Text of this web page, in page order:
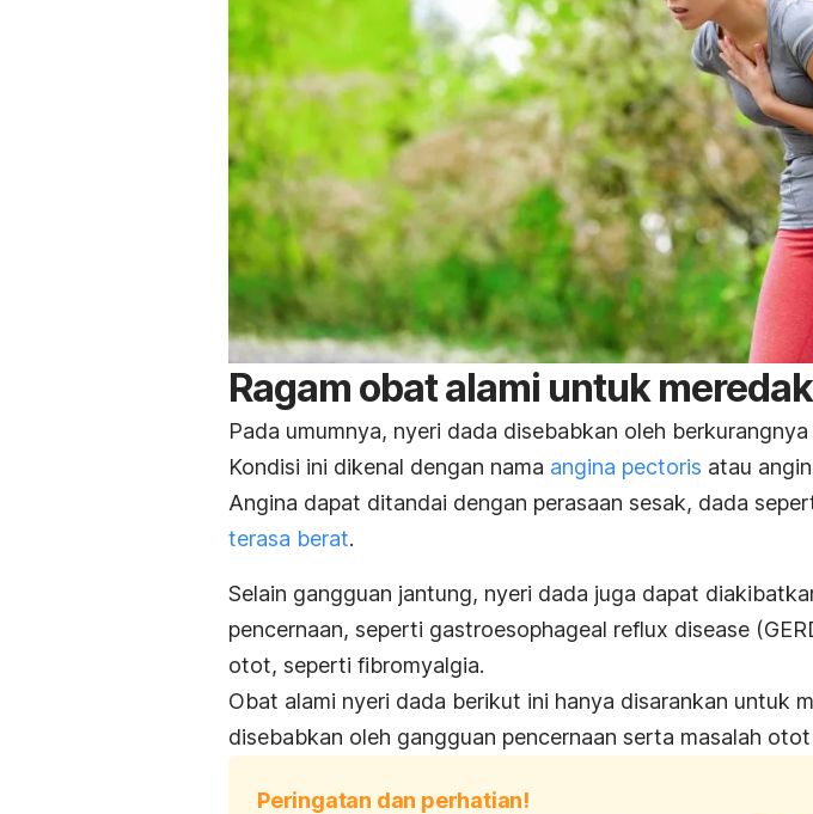
Ragam obat alami untuk
Pada umumnya, nyeri dada disebabkan oleh
Kondisi ini dikenal dengan nama angina pectoris atau
Angina dapat ditandai dengan perasaan sesak, dada
terasa berat.
Selain gangguan jantung, nyeri dada juga dapat
pencernaan, seperti gastroesophageal reflux disease
otot, seperti fibromyalgia.
Obat alami nyeri dada berikut ini hanya disarankan untuk
disebabkan oleh gangguan pencernaan serta masalah
Peringatan dan perhatian!